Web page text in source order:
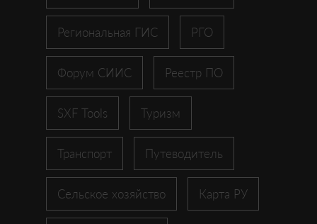
Региональная ГИС РГО
Форум СИИС Реестр ПО
SXF Tools Туризм
Транспорт Путеводитель
Сельское хозяйство Карта РУ